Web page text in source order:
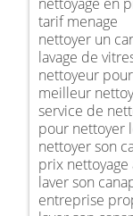
tarif menage
nettoyer un
lavage de
nettoyeur
meilleur
service de
pour nettoyer
nettoyer son
prix
laver son
entreprise